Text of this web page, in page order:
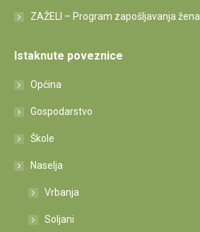
ZAŽELI – Program zapošljavanja žena
Istaknute poveznice
Općina
Gospodarstvo
Škole
Naselja
Vrbanja
Soljani